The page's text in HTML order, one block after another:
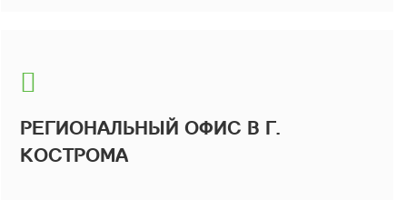
РЕГИОНАЛЬНЫЙ ОФИС В Г.
КОСТРОМА